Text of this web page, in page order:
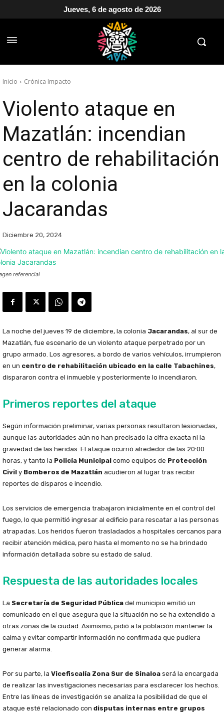
Jueves, 6 de agosto de 2026
Inicio Crónica Impacto
Violento ataque en
Mazatlán: incendian
centro de rehabilitación
en la colonia
Jacarandas
Diciembre 20, 2024
referencial
La noche del jueves 19 de diciembre, la colonia Jacarandas, al sur de
Mazatlán, fue escenario de un violento ataque perpetrado por un
grupo armado. Los agresores, a bordo de varios vehículos, irrumpieron
en un centro de rehabilitación ubicado en la calle Tabachines,
dispararon contra el inmueble y posteriormente lo incendiaron.
Primeros reportes del ataque
Según información preliminar, varias personas resultaron lesionadas,
aunque las autoridades aún no han precisado la cifra exacta ni la
gravedad de las heridas. El ataque ocurrió alrededor de las 20:00
horas, y tanto la Policía Municipal como equipos de Protección
Civil y Bomberos de Mazatlán acudieron al lugar tras recibir
reportes de disparos e incendio.
Los servicios de emergencia trabajaron inicialmente en el control del
fuego, lo que permitió ingresar al edificio para rescatar a las personas
atrapadas. Los heridos fueron trasladados a hospitales cercanos para
recibir atención médica, pero hasta el momento no se ha brindado
información detallada sobre su estado de salud.
Respuesta de las autoridades locales
La Secretaría de Seguridad Pública del municipio emitió un
comunicado en el que asegura que la situación no se ha extendido a
otras zonas de la ciudad. Asimismo, pidió a la población mantener la
calma y evitar compartir información no confirmada que pudiera
generar alarma.
Por su parte, la Vicefiscalía Zona Sur de Sinaloa será la encargada
de realizar las investigaciones necesarias para esclarecer los hechos.
Entre las líneas de investigación se analiza la posibilidad de que el
ataque esté relacionado con disputas internas entre grupos